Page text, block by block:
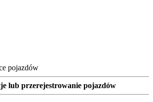
pojazdów
lub przerejestrowanie pojazdów